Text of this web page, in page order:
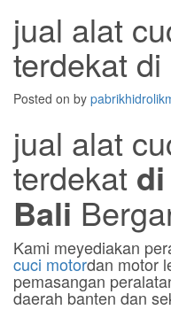
jual alat
terdekat
Posted on by
jual alat
terdekat di
Bali
Kami meyediakan
cuci motordan motor
pemasangan
daerah banten dan